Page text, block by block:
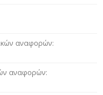
αναφορών
αναφορών